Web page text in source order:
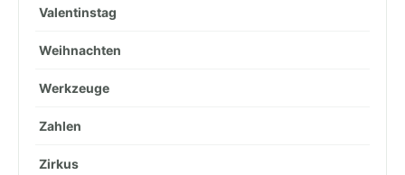
Valentinstag
Weihnachten
Werkzeuge
Zahlen
Zirkus